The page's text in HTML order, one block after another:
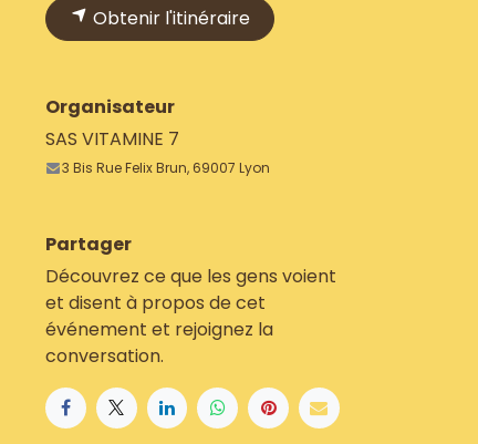
Obtenir l'itinéraire
Organisateur
SAS VITAMINE 7
3 Bis Rue Felix Brun, 69007 Lyon
Partager
Découvrez ce que les gens voient
et disent à propos de cet
événement et rejoignez la
conversation.